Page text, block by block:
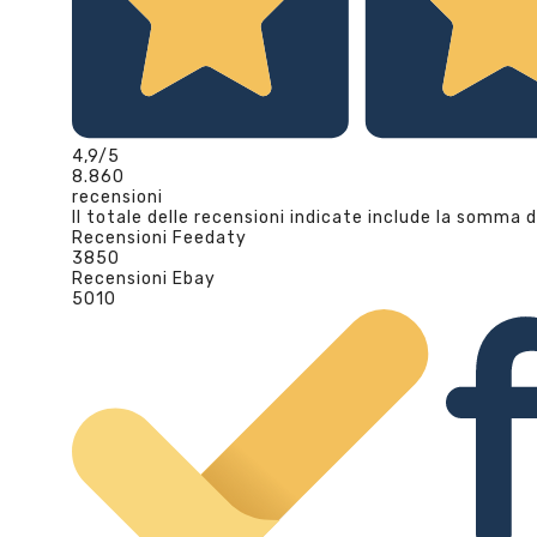
4,9/5
8.860
recensioni
Il totale delle recensioni indicate include la somma
Recensioni Feedaty
3850
Recensioni Ebay
5010